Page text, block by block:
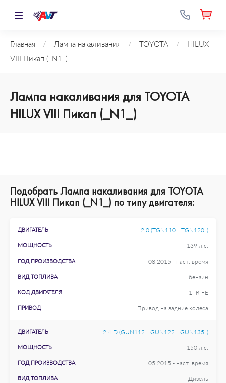
Главная / Лампа накаливания / TOYOTA /
HILUX
VIII Пикап (_N1_)
Лампа накаливания для TOYOTA
HILUX VIII Пикап (_N1_)
Подобрать Лампа накаливания для TOYOTA
HILUX VIII Пикап (_N1_) по типу двигателя:
ДВИГАТЕЛЬ 2.0 (TGN110_, TGN120_)
МОЩНОСТЬ 139 л.с.
ГОД ПРОИЗВОДСТВА 08.2015 - наст. время
ВИД ТОПЛИВА бензин
КОД ДВИГАТЕЛЯ 1TR-FE
ПРИВОД Привод на задние колеса
ДВИГАТЕЛЬ 2.4 D (GUN112_, GUN122_, GUN135_)
МОЩНОСТЬ 150 л.с.
ГОД ПРОИЗВОДСТВА 05.2015 - наст. время
ВИД ТОПЛИВА Дизель